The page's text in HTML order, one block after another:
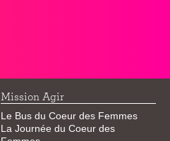
Mission Agir
Le Bus du Coeur des Femmes
La Journée du Coeur des